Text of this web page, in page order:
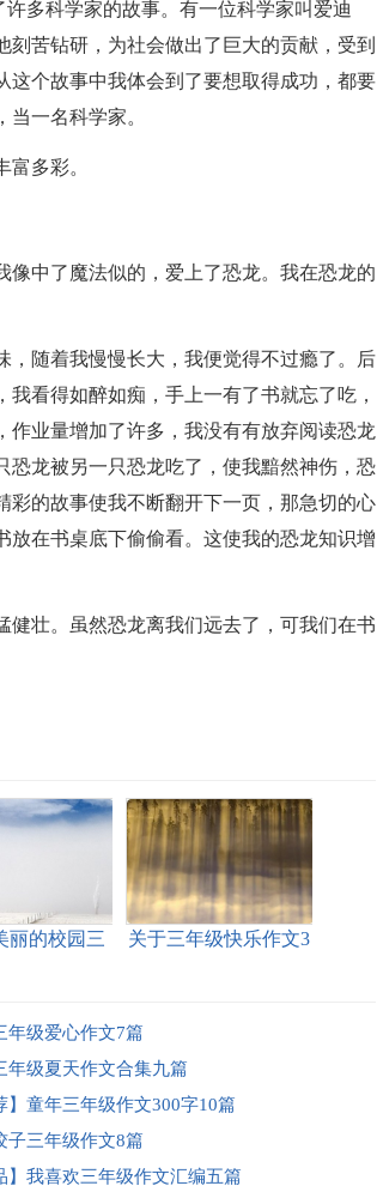
多科学家的故事。有一位科学家叫爱迪
苦钻研，为社会做出了巨大的贡献，受到
个故事中我体会到了要想取得成功，都要
一名科学家。
多彩。
中了魔法似的，爱上了恐龙。我在恐龙的
随着我慢慢长大，我便觉得不过瘾了。后
看得如醉如痴，手上一有了书就忘了吃，
业量增加了许多，我没有有放弃阅读恐龙
龙被另一只恐龙吃了，使我黯然神伤，恐
的故事使我不断翻开下一页，那急切的心
在书桌底下偷偷看。这使我的恐龙知识增
壮。虽然恐龙离我们远去了，可我们在书
丽的校园三
关于三年级快乐作文3
年级爱心作文7篇
年级夏天作文合集九篇
】童年三年级作文300字10篇
子三年级作文8篇
】我喜欢三年级作文汇编五篇